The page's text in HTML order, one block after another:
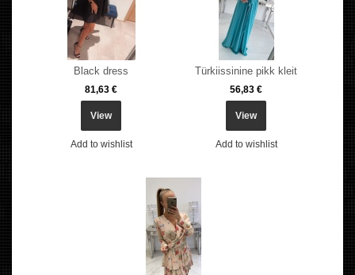
Black dress
81,63 €
View
Add to wishlist
Türkiissinine pikk kleit
56,83 €
View
Add to wishlist